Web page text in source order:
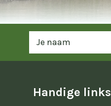
Handige links